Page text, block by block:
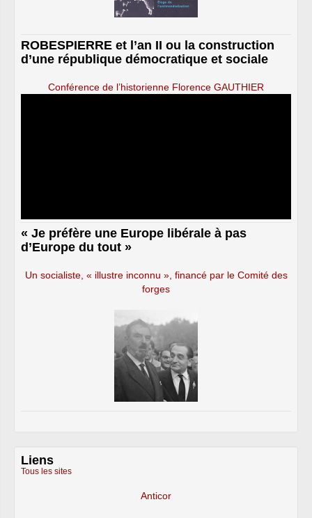
ROBESPIERRE et l’an II ou la construction
d’une république démocratique et sociale
Conférence de l’historienne Florence GAUTHIER
« Je préfère une Europe libérale à pas
d’Europe du tout »
Un socialiste, « illustre inconnu », financé par le Comité des
forges
Liens
Tous les sites
Anticor